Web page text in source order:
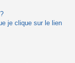
je clique sur le lien